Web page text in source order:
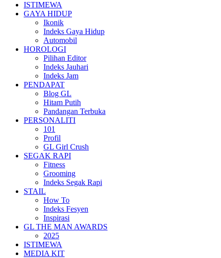
ISTIMEWA
GAYA HIDUP
Ikonik
Indeks Gaya Hidup
Automobil
HOROLOGI
Pilihan Editor
Indeks Jauhari
Indeks Jam
PENDAPAT
Blog GL
Hitam Putih
Pandangan Terbuka
PERSONALITI
101
Profil
GL Girl Crush
SEGAK RAPI
Fitness
Grooming
Indeks Segak Rapi
STAIL
How To
Indeks Fesyen
Inspirasi
GL THE MAN AWARDS
2025
ISTIMEWA
MEDIA KIT